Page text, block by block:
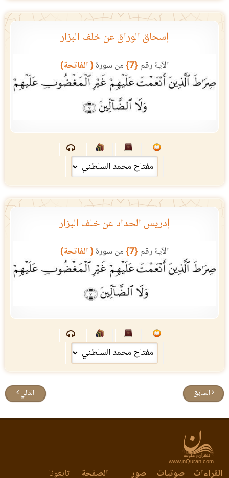
إسحاق الوراق عن خلف البزار
الآية رقم{7} من سورة( الفاتحة)
إدريس الحداد عن خلف البزار
الآية رقم{7} من سورة( الفاتحة)
السابق التالي
www.nQuran.com
صوتيات
صور
الصفحة
تابعونا